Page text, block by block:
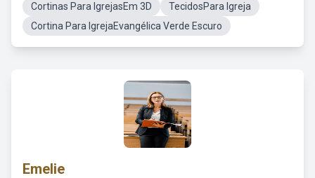
Cortinas Para IgrejasEm 3D
TecidosPara Igreja
Cortina Para IgrejaEvangélica Verde Escuro
Emelie